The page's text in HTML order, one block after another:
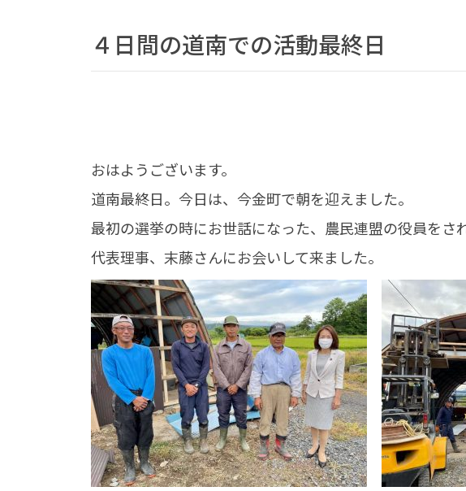
４日間の道南での活動最終日
おはようございます。
道南最終日。今日は、今金町で朝を迎えました。
最初の選挙の時にお世話になった、農民連盟の役員を
代表理事、末藤さんにお会いして来ました。